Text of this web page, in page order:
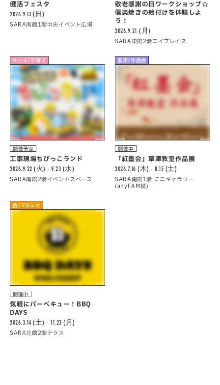
健活フェスタ
2026.9.13 (日)
SARA南館1階中央イベント広場
敬老感謝の日ワークショップ☆
信楽焼きの絵付けを体験しよ
う！
2026.9.21 (月)
SARA東館2階エイプレイス
キッズ/子育て
開催予定
工事現場ちびっこランド
2026.9.22 (火) - 9.23 (水)
SARA南館2階イベントスペース
展示/作品会
開催中
「紅墨会」草津教室作品展
2026.7.16 (木) - 8.15 (土)
SARA南館1階 ミニギャラリー
(anyFAM横)
食/マルシェ
開催中
気軽にバーべキュー！BBQ
DAYS
2026.3.14 (土) - 11.23 (月)
SARA北館2階テラス